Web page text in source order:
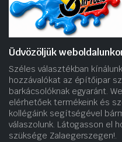
Üdvözöljük
Széles választékban
hozzávalókat az építőipar
barkácsolóknak egyaránt.
elérhetőek termékeink és
kollégáink segítségével
válaszolunk. Látogasson el
szüksége Zalaegerszegen!.